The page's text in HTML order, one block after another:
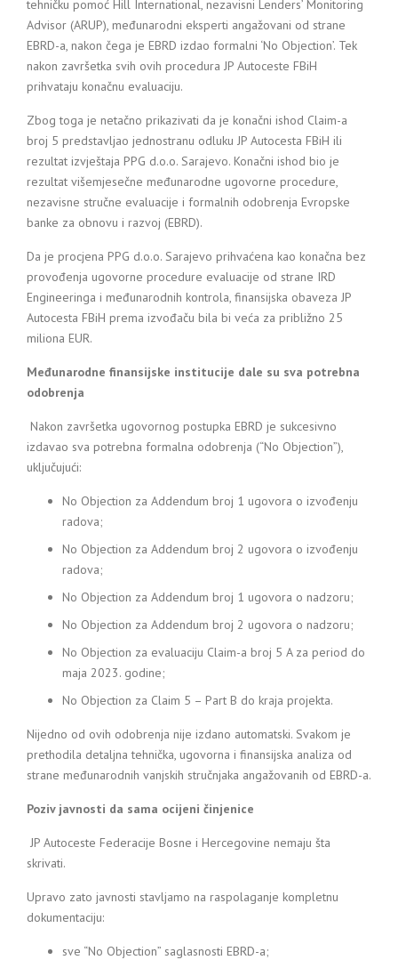
tehničku pomoć Hill International, nezavisni Lenders’ Monitoring
Advisor (ARUP), međunarodni eksperti angažovani od strane
EBRD-a, nakon čega je EBRD izdao formalni ‘No Objection’. Tek
nakon završetka svih ovih procedura JP Autoceste FBiH
prihvataju konačnu evaluaciju.
Zbog toga je netačno prikazivati da je konačni ishod Claim-a
broj 5 predstavljao jednostranu odluku JP Autocesta FBiH ili
rezultat izvještaja PPG d.o.o. Sarajevo. Konačni ishod bio je
rezultat višemjesečne međunarodne ugovorne procedure,
nezavisne stručne evaluacije i formalnih odobrenja Evropske
banke za obnovu i razvoj (EBRD).
Da je procjena PPG d.o.o. Sarajevo prihvaćena kao konačna bez
provođenja ugovorne procedure evaluacije od strane IRD
Engineeringa i međunarodnih kontrola, finansijska obaveza JP
Autocesta FBiH prema izvođaču bila bi veća za približno 25
miliona EUR.
Međunarodne finansijske institucije dale su sva potrebna
odobrenja
Nakon završetka ugovornog postupka EBRD je sukcesivno
izdavao sva potrebna formalna odobrenja (“No Objection”),
uključujući:
No Objection za Addendum broj 1 ugovora o izvođenju
radova;
No Objection za Addendum broj 2 ugovora o izvođenju
radova;
No Objection za Addendum broj 1 ugovora o nadzoru;
No Objection za Addendum broj 2 ugovora o nadzoru;
No Objection za evaluaciju Claim-a broj 5 A za period do
maja 2023. godine;
No Objection za Claim 5 – Part B do kraja projekta.
Nijedno od ovih odobrenja nije izdano automatski. Svakom je
prethodila detaljna tehnička, ugovorna i finansijska analiza od
strane međunarodnih vanjskih stručnjaka angažovanih od EBRD-a.
Poziv javnosti da sama ocijeni činjenice
JP Autoceste Federacije Bosne i Hercegovine nemaju šta
skrivati.
Upravo zato javnosti stavljamo na raspolaganje kompletnu
dokumentaciju:
sve “No Objection” saglasnosti EBRD-a;